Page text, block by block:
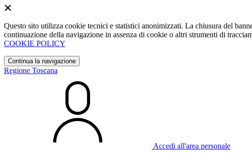
Questo sito utilizza cookie tecnici e statistici anonimizzati. La chiusura del
continuazione della navigazione in assenza di cookie o altri strumenti di
COOKIE POLICY
Continua la navigazione
Regione Toscana
Accedi all'area personale